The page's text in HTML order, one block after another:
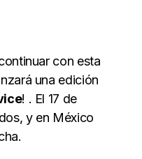
con esta
una edición
! . El 17 de
y en México